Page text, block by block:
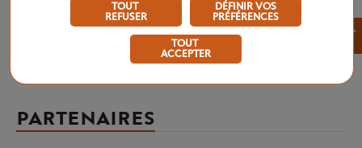
PARTENAIRES
TOUT
REFUSER
DÉFINIR VOS
PRÉFÉRENCES
TOUT
ACCEPTER